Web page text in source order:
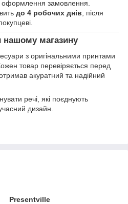
оформлення замовлення.
до 4 робочих днів , після
нашому магазину
з оригінальними принтами
товар перевіряється перед
акуратний та надійний
речі, які поєднують
дизайн.
Presentville